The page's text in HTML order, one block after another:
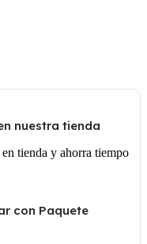
nuestra tienda
tienda y ahorra tiempo
con Paquete